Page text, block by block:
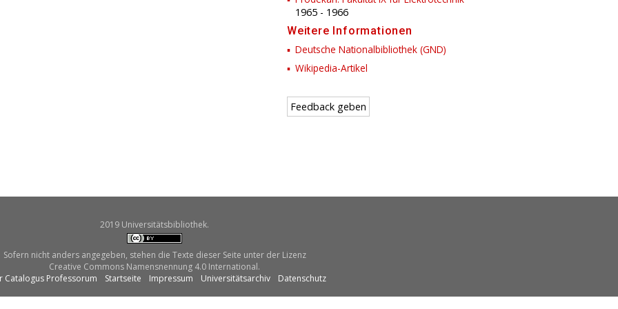
1965 - 1966
Weitere Informationen
Deutsche Nationalbibliothek (GND)
Wikipedia-Artikel
Feedback geben
2019 Universitätsbibliothek.
Sofern nicht anders angegeben, stehen die Texte dieser Seite unter der Lizenz
Creative Commons Namensnennung 4.0 International.
Catalogus Professorum
Startseite Impressum Universitätsarchiv Datenschutz